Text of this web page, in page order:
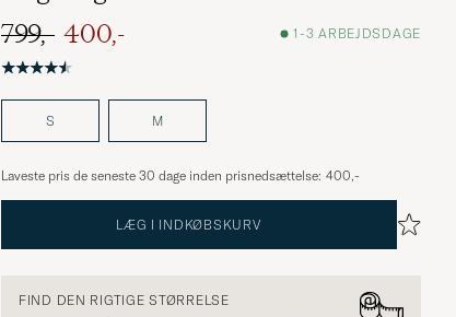
Ordinary pris
799,-
Nedsat pris
400,- 1-3 ARBEJDSDAGE
S M
Laveste pris de seneste 30 dage inden prisnedsættelse: 400,-
LÆG I INDKØBSKURV
FIND DEN RIGTIGE STØRRELSE